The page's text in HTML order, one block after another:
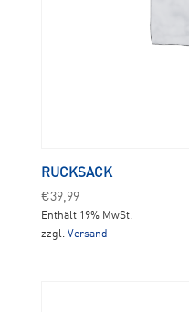
RUCKSACK
€39,99
Enthält 19% MwSt.
zzgl. Versand